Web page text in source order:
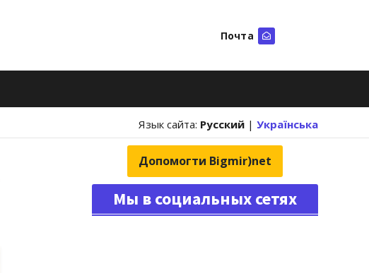
Почта
Язык сайта: Русский | Українська
Допомогти Bigmir)net
Мы в социальных сетях